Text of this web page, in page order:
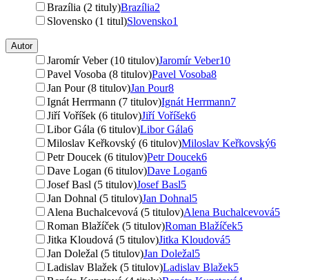
Brazília (2 tituly)Brazília2
Slovensko (1 titul)Slovensko1
Autor
Jaromír Veber (10 titulov)Jaromír Veber10
Pavel Vosoba (8 titulov)Pavel Vosoba8
Jan Pour (8 titulov)Jan Pour8
Ignát Herrmann (7 titulov)Ignát Herrmann7
Jiří Voříšek (6 titulov)Jiří Voříšek6
Libor Gála (6 titulov)Libor Gála6
Miloslav Keřkovský (6 titulov)Miloslav Keřkovský6
Petr Doucek (6 titulov)Petr Doucek6
Dave Logan (6 titulov)Dave Logan6
Josef Basl (5 titulov)Josef Basl5
Jan Dohnal (5 titulov)Jan Dohnal5
Alena Buchalcevová (5 titulov)Alena Buchalcevová5
Roman Blažíček (5 titulov)Roman Blažíček5
Jitka Kloudová (5 titulov)Jitka Kloudová5
Jan Doležal (5 titulov)Jan Doležal5
Ladislav Blažek (5 titulov)Ladislav Blažek5